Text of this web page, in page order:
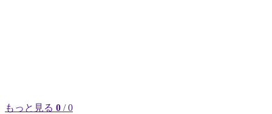
もっと見る 0 / 0